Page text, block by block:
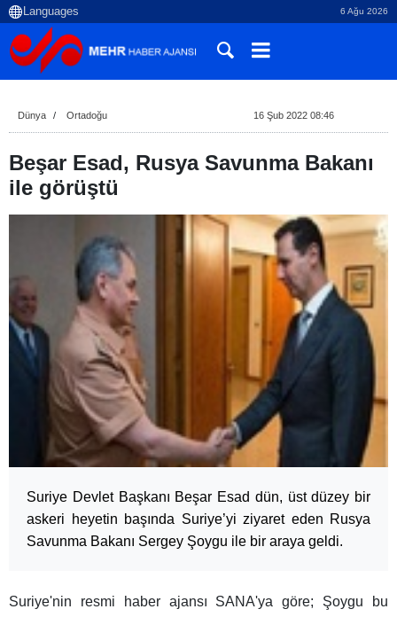
6 Ağu 2026
Dünya Ortadoğu 16 Şub 2022 08:46
Beşar Esad, Rusya Savunma Bakanı
ile görüştü
Suriye Devlet Başkanı Beşar Esad dün, üst düzey bir
askeri heyetin başında Suriye’yi ziyaret eden Rusya
Savunma Bakanı Sergey Şoygu ile bir araya geldi.
Suriye'nin resmi haber ajansı SANA'ya göre; Şoygu bu